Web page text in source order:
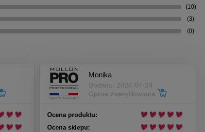
(10)
(3)
(0)
Monika
Dodano: 2024-07-24
Opinia zweryfikowana
Ocena produktu:
Ocena sklepu: